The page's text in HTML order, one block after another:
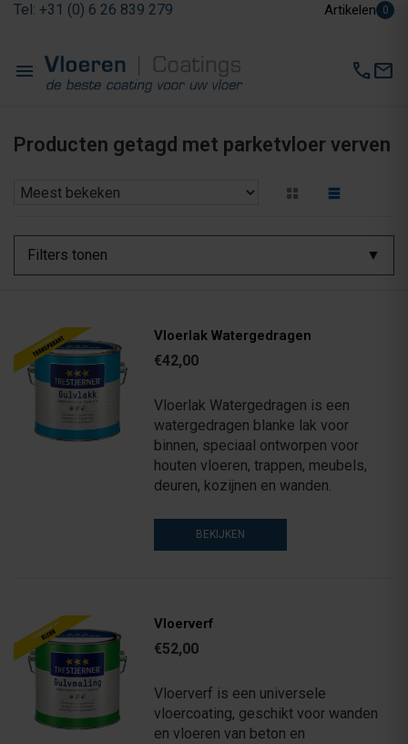
Tel: +31 (0) 6 26 839 279 Artikelen 0
menu callmail
Producten getagd met parketvloer verven
Filters tonen
Vloerlak Watergedragen
€42,00
Vloerlak Watergedragen is een
watergedragen blanke lak voor
binnen, speciaal ontworpen voor
houten vloeren, trappen, meubels,
deuren, kozijnen en wanden.
BEKIJKEN
Vloerverf
€52,00
Vloerverf is een universele
vloercoating, geschikt voor wanden
en vloeren van beton en